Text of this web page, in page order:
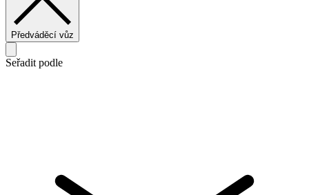
Předváděcí vůz
Seřadit podle